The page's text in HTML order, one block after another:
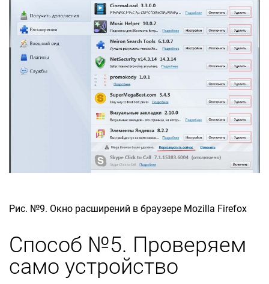
Рис. №9. Окно расширений в браузере Mozilla Firefox
Способ №5. Проверяем
само устройство